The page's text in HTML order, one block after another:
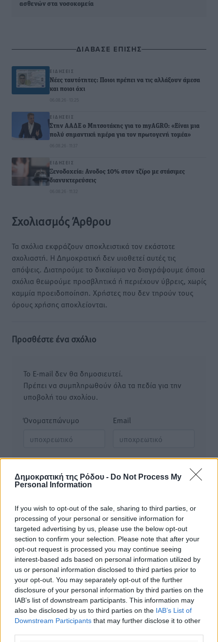
Δημοκρατική της Ρόδου - Do Not Process My
Personal Information
If you wish to opt-out of the sale, sharing to third parties, or
processing of your personal or sensitive information for
targeted advertising by us, please use the below opt-out
section to confirm your selection. Please note that after your
opt-out request is processed you may continue seeing
interest-based ads based on personal information utilized by
us or personal information disclosed to third parties prior to
your opt-out. You may separately opt-out of the further
disclosure of your personal information by third parties on the
IAB’s list of downstream participants. This information may
also be disclosed by us to third parties on the IAB’s List of
Downstream Participants that may further disclose it to other
ασθενών στα νοσοκομεία
ΔΙΑΒΑΣΕ ΕΠΙΣΗΣ
ΕΙΔΉΣΕΙΣ
Νέες ταυτότητες: Ποιοι πρέπει να τις αλλάξουν άμεσα
και ποιοι όχι
06.08.26 · 13:25
ΕΙΔΉΣΕΙΣ
Στην ΑΑΔΕ ο Μητσοτάκης για το myAGRO: «Είναι μια
πολύ σημαντική ημέρα για τον πρωτογενή τομέα»
06.08.26 · 11:37
ΕΙΔΉΣΕΙΣ
Ξενοδοχεία: Ανοδος 10% στον τζίρο με στάσιμες
διανυκτερεύσεις
06.08.26 · 11:32
Σχολιασμός Άρθρου
Τα σχόλια εκφράζουν αποκλειστικά τον εκάστοτε
σχολιαστή. Η Δημοκρατική δεν υιοθετεί αυτές τις
απόψεις. Διατηρούμε το δικαίωμα να διαγράψουμε όποια
σχόλια θεωρούμε προσβλητικά ή περιέχουν ύβρεις, χωρίς
καμμία προειδοποίηση. Χρήστες που δεν τηρούν τους
όρους χρήσης αποκλείονται.
Προσθέστε ένα σχόλιο
Το E-mail δεν θα δημοσιευτεί.
Πρέπει να συμπληρωθούν όλα τα πεδία για την
υποβολή του σχολίου.
Όνοματεπώνυμο Email